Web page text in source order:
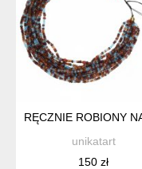
RĘCZNIE ROBIONY
unikatart
150 zł